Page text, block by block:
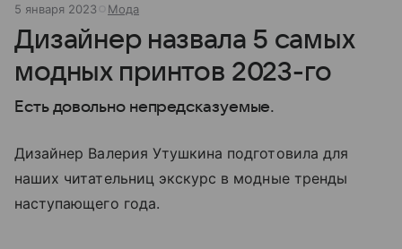
5 января 2023 Мода
Дизайнер назвала 5 самых
модных принтов 2023-го
Есть довольно непредсказуемые.
Дизайнер Валерия Утушкина подготовила для
наших читательниц экскурс в модные тренды
наступающего года.